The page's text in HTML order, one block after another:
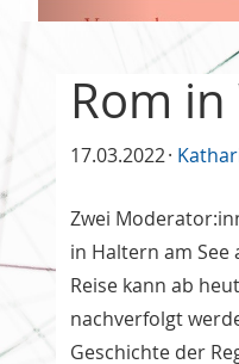
Rom
17.03.2022
Zwei
in Haltern am
Reise kann ab
nachverfolgt
Geschichte der